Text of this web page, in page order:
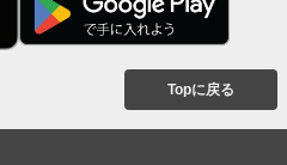
Topに戻る